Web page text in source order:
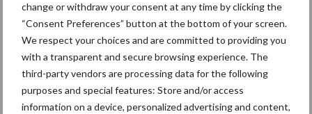
change or withdraw your consent at any time by clicking the
“Consent Preferences” button at the bottom of your screen.
We respect your choices and are committed to providing you
with a transparent and secure browsing experience. The
third-party vendors are processing data for the following
purposes and special features: Store and/or access
information on a device, personalized advertising and content,
naar gras, wordt er meteen ook een reguliere onderhoudsbeurt
aan gekoppeld. Hierbij worden lagers en slijtdelen gecontroleerd
en indien nodig vervangen. “Onderhoud aan een hakselaar is wel
een andere tak van sport. De afstelling van de gewasstroom is
belangrijk.”